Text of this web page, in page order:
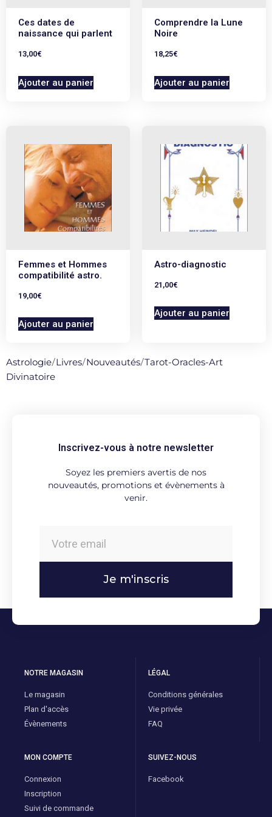
(JPL) et des calculs
lunaires les plus élaborés
(BDL). Elle sont
complétées avec les
Pallas, Junon, Vesta,
Chiron et des
planétoïdes récemment
découverts: Haumea,
Orcus, Sedna et Eris.
Les longitudes des
luminaires sont
d'arc pour permettre le
lunaires. Le tableau du
mouvement quotidien
du Soleil et de la Lune
à toute heure de
déterminer la longitude
avec précision sans
calculatrice, par une
simple addition de
tables d'interpolation
(placées en début
d'ouvrage pour une
Une mise en page qui
offre une meilleure
Ces dates de
naissance qui parlent
13,00€
Ajouter au panier
Comprendre la Lune
Noire
18,25€
Ajouter au panier
Femmes et Hommes
compatibilité astro.
19,00€
Ajouter au panier
Astro-diagnostic
21,00€
Ajouter au panier
Astrologie/Livres/Nouveautés/Tarot-Oracles-Art
Divinatoire
Inscrivez-vous à notre newsletter
Soyez les premiers avertis de nos
nouveautés, promotions et évènements à
venir.
Je m'inscris
NOTRE MAGASIN
Le magasin
Plan d'accès
Évènements
LÉGAL
Conditions générales
Vie privée
FAQ
MON COMPTE
Connexion
Inscription
Suivi de commande
SUIVEZ-NOUS
Facebook